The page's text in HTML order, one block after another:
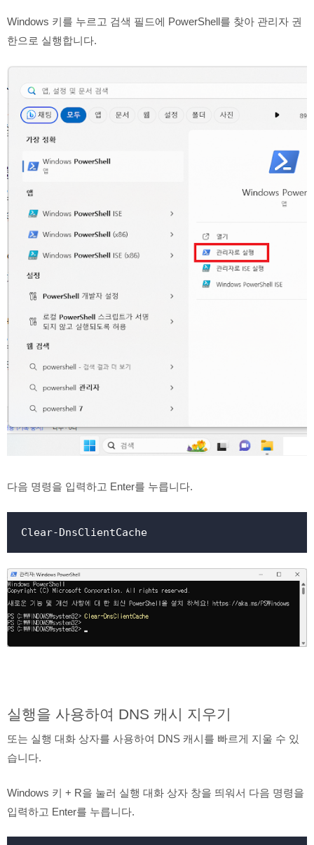
Windows 키를 누르고 검색 필드에 PowerShell를 찾아 관리자 권
한으로 실행합니다.
다음 명령을 입력하고 Enter를 누릅니다.
Clear-DnsClientCache
실행을 사용하여 DNS 캐시 지우기
또는 실행 대화 상자를 사용하여 DNS 캐시를 빠르게 지울 수 있
습니다.
Windows 키 + R을 눌러 실행 대화 상자 창을 띄워서 다음 명령을
입력하고 Enter를 누릅니다.